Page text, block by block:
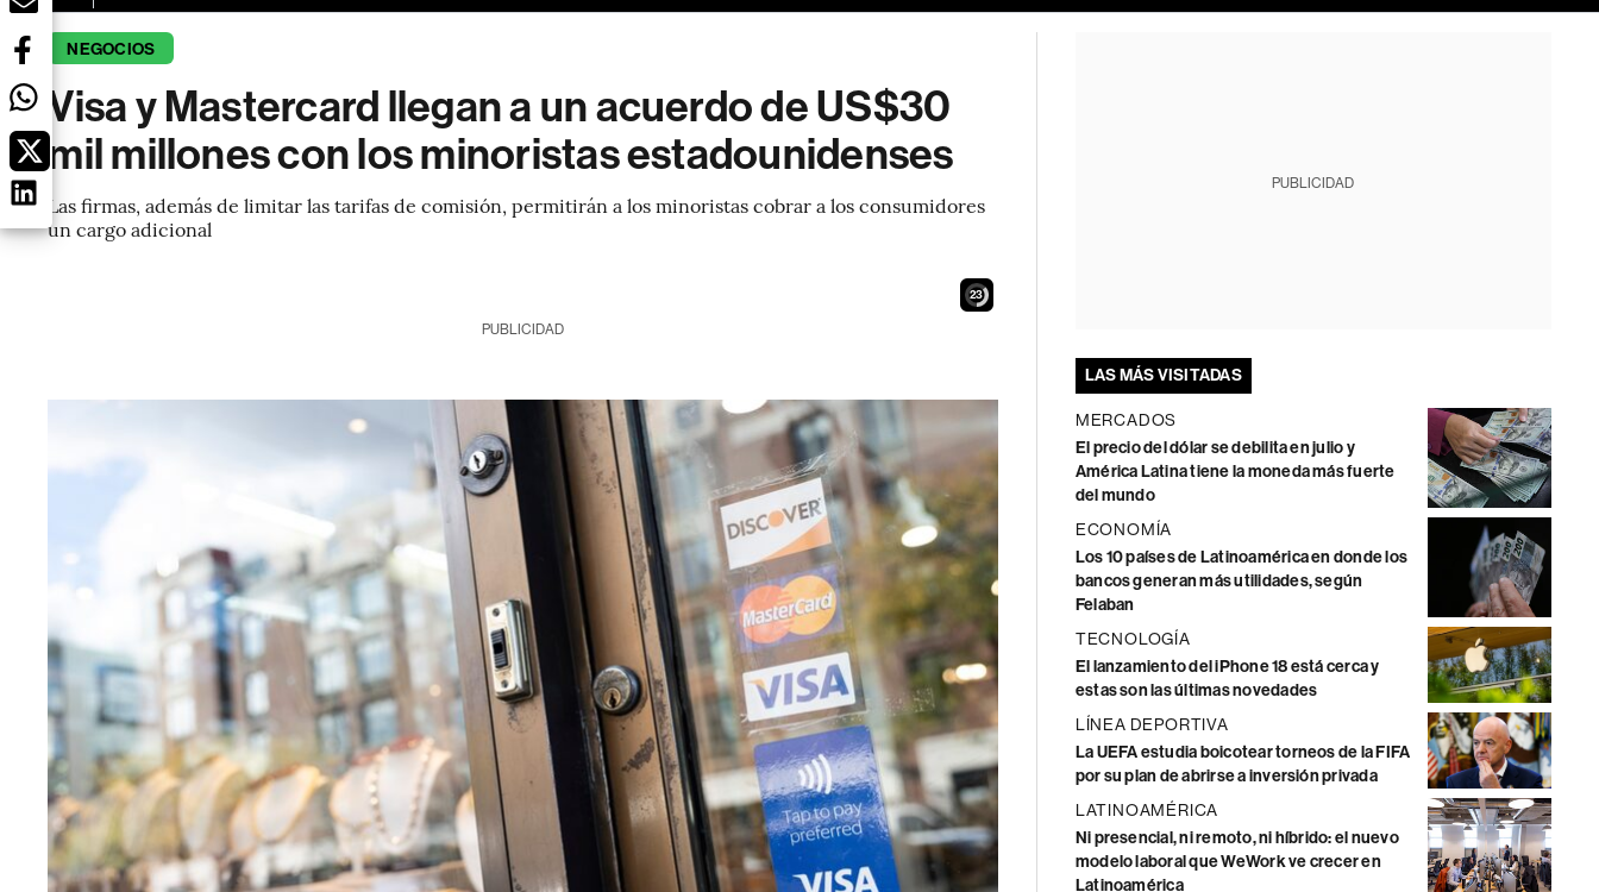
NEGOCIOS
Visa y Mastercard llegan a un acuerdo de US$30
mil millones con los minoristas estadounidenses
Las firmas, además de limitar las tarifas de comisión, permitirán a los minoristas cobrar a los consumidores
un cargo adicional
22
PUBLICIDAD
PUBLICIDAD
LAS MÁS VISITADAS
MERCADOS
El precio del dólar se debilita en julio y
América Latina tiene la moneda más fuerte
del mundo
ECONOMÍA
Los 10 países de Latinoamérica en donde los
bancos generan más utilidades, según
Felaban
TECNOLOGÍA
El lanzamiento del iPhone 18 está cerca y
estas son las últimas novedades
LÍNEA DEPORTIVA
La UEFA estudia boicotear torneos de la FIFA
por su plan de abrirse a inversión privada
LATINOAMÉRICA
Ni presencial, ni remoto, ni híbrido: el nuevo
modelo laboral que WeWork ve crecer en
Latinoamérica